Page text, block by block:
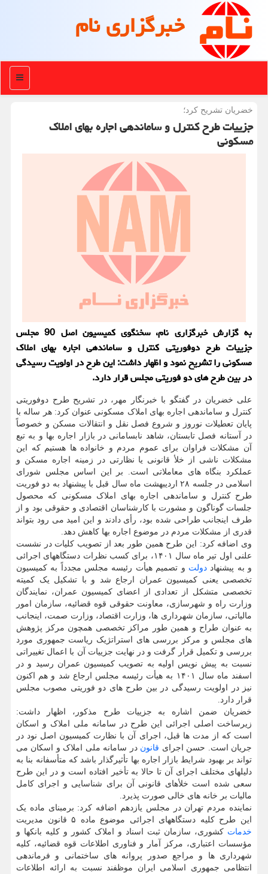
خبرگزاری نام
منو
خضریان تشریح كرد؛
جزییات طرح کنترل و ساماندهی اجاره بهای املاک
مسکونی
به گزارش خبرگزاری نام، سخنگوی کمیسیون اصل 90 مجلس
جزییات طرح دوفوریتی کنترل و ساماندهی اجاره بهای املاک
مسکونی را تشریح نمود و اظهار داشت: این طرح در اولویت رسیدگی
در بین طرح های دو فوریتی مجلس قرار دارد.
علی خضریان در گفتگو با خبرنگار مهر، در تشریح طرح دوفوریتی
کنترل و ساماندهی اجاره بهای املاک مسکونی عنوان کرد: هر ساله با
پایان تعطیلات نوروز و شروع فصل نقل و انتقالات مسکن و خصوصاً
در آستانه فصل تابستان، شاهد نابسامانی در بازار اجاره بها و به تبع
آن مشکلات فراوان برای عموم مردم و خانواده ها هستیم که این
مشکلات ناشی از خلأ قانونی یا نظارتی در زمینه اجاره مسکن و
عملکرد بنگاه های معاملاتی است. بر این اساس مجلس شورای
اسلامی در جلسه ۲۸ اردیبهشت ماه سال قبل با پیشنهاد به دو فوریت
طرح کنترل و ساماندهی اجاره بهای املاک مسکونی که محصول
جلسات گوناگون و مشورت با کارشناسان اقتصادی و حقوقی بود و از
طرف اینجانب طراحی شده بود، رأی دادند و این امید می رود بتواند
قدری از مشکلات مردم در موضوع اجاره بها کاهش دهد.
وی اضافه کرد: این طرح همین طور بعد از تصویب کلیات در نشست
علنی اول تیر ماه سال ۱۴۰۱، برای کسب نظرات دستگاههای اجرائی
و به پیشنهاددولت و تصمیم هیأت رئیسه مجلس مجدداً به کمیسیون
تخصصی یعنی کمیسیون عمران ارجاع شد و با تشکیل یک کمیته
تخصصی متشکل از تعدادی از اعضای کمیسیون عمران، نمایندگان
وزارت راه و شهرسازی، معاونت حقوقی قوه قضائیه، سازمان امور
مالیاتی، سازمان شهرداری ها، وزارت اقتصاد، وزارت صمت، اینجانب
به عنوان طراح و همین طور مراکز تخصصی همچون مرکز پژوهش
های مجلس و مرکز بررسی های استراتژیک ریاست جمهوری مورد
بررسی و تکمیل قرار گرفت و در نهایت جزییات آن با اعمال تغییراتی
نسبت به پیش نویس اولیه به تصویب کمیسیون عمران رسید و در
اسفند ماه سال ۱۴۰۱ به هیأت رئیسه مجلس ارجاع شد و هم اکنون
نیز در اولویت رسیدگی در بین طرح های دو فوریتی مصوب مجلس
قرار دارد.
خضریان ضمن اشاره به جزییات طرح مذکور، اظهار داشت:
زیرساخت اصلی اجرائی این طرح در سامانه ملی املاک و اسکان
است که از مدت ها قبل، اجرای آن با نظارت کمیسیون اصل نود در
جریان است. حسن اجرای قانون در سامانه ملی املاک و اسکان می
تواند بر بهبود شرایط بازار اجاره بها تأثیرگذار باشد که متأسفانه بنا به
دلیلهای مختلف اجرای آن تا حالا به تأخیر افتاده است و در این طرح
سعی شده است خلأهای قانونی آن برای شناسایی و اجرای کامل
مالیات بر خانه های خالی صورت پذیرد.
نماینده مردم تهران در مجلس یازدهم اضافه کرد: برمبنای ماده یک
این طرح کلیه دستگاههای اجرائی موضوع ماده ۵ قانون مدیریت
خدمات کشوری، سازمان ثبت اسناد و املاک کشور و کلیه بانکها و
مؤسسات اعتباری، مرکز آمار و فناوری اطلاعات قوه قضائیه، کلیه
شهرداری ها و مراجع صدور پروانه های ساختمانی و فرماندهی
انتظامی جمهوری اسلامی ایران موظفند نسبت به ارائه اطلاعات